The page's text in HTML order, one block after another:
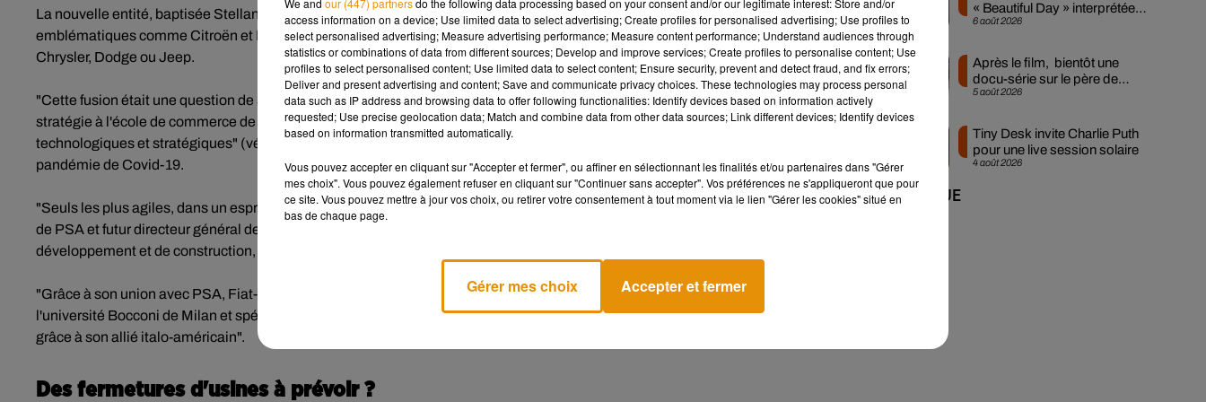
La nouvelle entité, baptisée Stellantis, comptera plus de 400.000 salariés et abritera dans le même garage 14 marques
emblématiques comme Citroën et Maserati (déjà brièvement mariées il y a 50 ans), Fiat et Opel, Peugeot et Alfa Romeo,
Chrysler, Dodge ou Jeep.
"Cette fusion était une question de survie, et ça vaut pour Fiat comme pour PSA", selon Giuliano Noci, professeur de
stratégie à l'école de commerce de Polytechnique à Milan. Les deux groupes sont confrontés à "d'énormes défis
technologiques et stratégiques" (véhicules électriques, numérisation, conduite autonome) et aux effets dévastateurs de la
pandémie de Covid-19.
"Seuls les plus agiles, dans un esprit darwinien, survivront", avait lancé en novembre Carlos Tavares, président du directoire
de PSA et futur directeur général de Stellantis. Les marques du groupe vont notamment réduire leurs coûts de
développement et de construction, et compléter leur offre dans toutes les gammes.
"Grâce à son union avec PSA, Fiat-Chrysler pourra renforcer sa présence en Europe", ajoute Giuseppe Berta, professeur à
l'université Bocconi de Milan et spécialiste de Fiat. "A l'inverse, le groupe français pourra reprendre pied aux Etats-Unis
grâce à son allié italo-américain".
Des fermetures d'usines à prévoir ?
6 août 2026
« Beautiful Day » interprétée
lors des...
5 août 2026
Après le film, bientôt une
docu-série sur le père de
Michael Jackson
4 août 2026
Tiny Desk invite Charlie Puth
pour une live session solaire
+ DE MUSIQUE
access information on a device; Use limited data to select advertising; Create profiles for personalised advertising; Use profiles to
select personalised advertising; Measure advertising performance; Measure content performance; Understand audiences through
statistics or combinations of data from different sources; Develop and improve services; Create profiles to personalise content; Use
profiles to select personalised content; Use limited data to select content; Ensure security, prevent and detect fraud, and fix errors;
Deliver and present advertising and content; Save and communicate privacy choices. These technologies may process personal
data such as IP address and browsing data to offer following functionalities: Identify devices based on information actively
requested; Use precise geolocation data; Match and combine data from other data sources; Link different devices; Identify devices
based on information transmitted automatically.
Vous pouvez accepter en cliquant sur "Accepter et fermer", ou affiner en sélectionnant les finalités et/ou partenaires dans "Gérer
mes choix". Vous pouvez également refuser en cliquant sur "Continuer sans accepter". Vos préférences ne s'appliqueront que pour
ce site. Vous pouvez mettre à jour vos choix, ou retirer votre consentement à tout moment via le lien "Gérer les cookies" situé en
bas de chaque page.
Gérer mes choix Accepter et fermer